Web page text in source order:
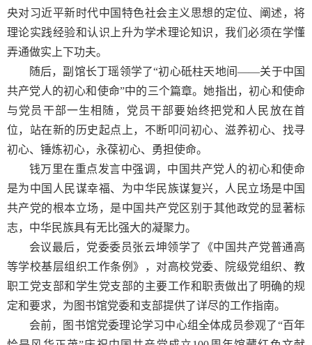
央对习近平新时代中国特色社会主义思想的定位、阐述，将
理论实践经验和认识上升为学术理论知识，我们必须在学懂
弄通做实上下功夫。
随后，副馆长丁瑶领学了“初心砥柱天地间——关于中国
共产党人的初心和使命”中的三个篇章。她指出，初心和使命
与党员干部一生相随，党员干部要始终把党和人民放在首
位，站在新的历史起点上，不断叩问初心、滋养初心、找寻
初心、锤炼初心，永葆初心、勇担使命。
钱万里在重点发言中强调，中国共产党人的初心和使命
是为中国人民谋幸福、为中华民族谋复兴，人民立场是中国
共产党的根本立场，是中国共产党区别于其他政党的显著标
志，中华民族具有无比强大的凝聚力。
会议最后，党委委员张云坤领学了《中国共产党普通高
等学校基层组织工作条例》，对高校党委、院级党组织、教
职工党支部和学生党支部的主要工作和职责做出了明确的规
定和要求，为图书馆党委和支部提供了详尽的工作指南。
会前，图书馆党委理论学习中心组全体成员参观了“百年